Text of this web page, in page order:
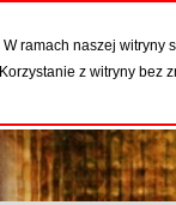
W ramach naszej witryny
Korzystanie z witryny bez